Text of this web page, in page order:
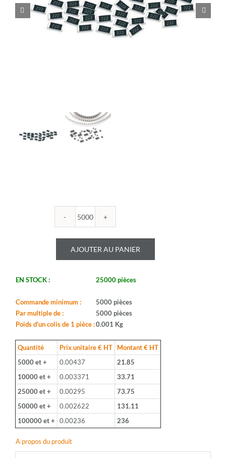
 
quantité
ROYALOHM
-
R1206B
Boitier:
1206
-
51,1ohm
-
Tol.:
1%
-
Puis.:
1/4W-
S
-
-
AJOUTER AU PANIER
EN STOCK : 25000 pièces
Commande minimum :
5000 pièces
Par multiple de :
5000 pièces
Poids d'un colis de 1 pièce :0.001 Kg
Quantité Prix unitaire € HT
Montant € HT
5000 et +
0.00437
21.85
10000 et +
0.003371
33.71
25000 et +
0.00295
73.75
50000 et +
0.002622
131.11
100000 et +
0.00236 236
A propos du produit